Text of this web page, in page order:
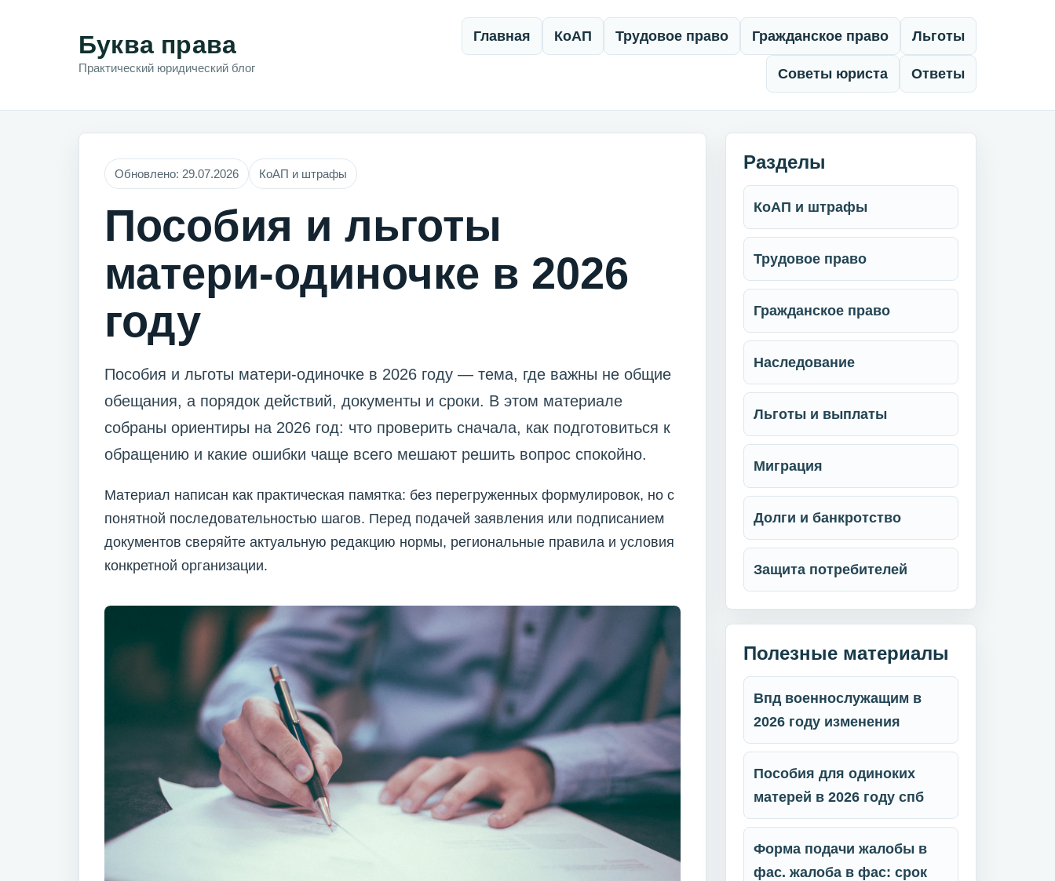
Буква права
Практический юридический блог
Главная КоАП Трудовое право Гражданское право Льготы
Советы юриста Ответы
Обновлено: 29.07.2026 КоАП и штрафы
Пособия и льготы
матери-одиночке в 2026
году
Пособия и льготы матери-одиночке в 2026 году — тема, где важны не общие
обещания, а порядок действий, документы и сроки. В этом материале
собраны ориентиры на 2026 год: что проверить сначала, как подготовиться к
обращению и какие ошибки чаще всего мешают решить вопрос спокойно.
Материал написан как практическая памятка: без перегруженных формулировок, но с
понятной последовательностью шагов. Перед подачей заявления или подписанием
документов сверяйте актуальную редакцию нормы, региональные правила и условия
конкретной организации.
Разделы
КоАП и штрафы
Трудовое право
Гражданское право
Наследование
Льготы и выплаты
Миграция
Долги и банкротство
Защита потребителей
Полезные материалы
Впд военнослужащим в
2026 году изменения
Пособия для одиноких
матерей в 2026 году спб
Форма подачи жалобы в
фас. жалоба в фас: срок